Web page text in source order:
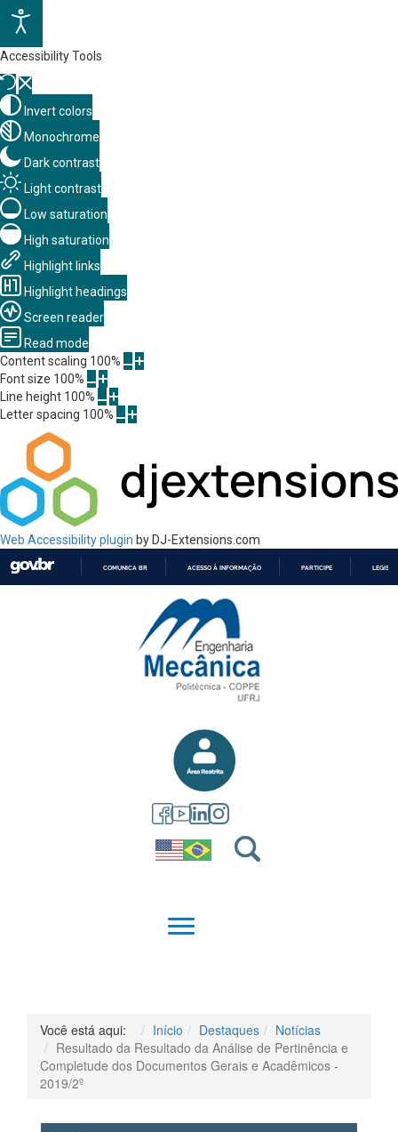
Accessibility Tools
Invert colors
Monochrome
Dark contrast
Light contrast
Low saturation
High saturation
Highlight links
Highlight headings
Screen reader
Read mode
Content scaling 100%
Font size 100%
Line height 100%
Letter spacing 100%
Web Accessibility plugin by DJ-Extensions.com
PARA
CONTEÚDO
COMUNICA BR ACESSO À INFORMAÇÃO PARTICIPE
QUEM SOMOS
Você está aqui: Início Destaques
Notícias
Resultado da Resultado da Análise de Pertinência e
Completude dos Documentos Gerais e Acadêmicos -
2019/2º